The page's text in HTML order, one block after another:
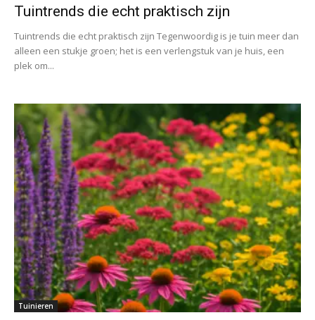
Tuintrends die echt praktisch zijn
Tuintrends die echt praktisch zijn Tegenwoordig is je tuin meer dan
alleen een stukje groen; het is een verlengstuk van je huis, een
plek om...
Tuinieren